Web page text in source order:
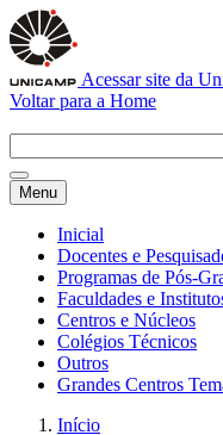
Acessar site da
Voltar para a Home
Menu
Inicial
Docentes e
Programas de Pós-
Faculdades e
Centros e Núcleos
Colégios Técnicos
Outros
Grandes Centros
Início